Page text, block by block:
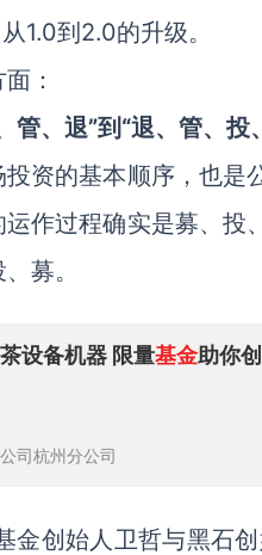
1.0到2.0的升级。
：
、退”到“退、管、投
资的基本顺序，也是
作过程确实是募、投
募。
设备机器 限量基金助你
司杭州分公司
金创始人卫哲与黑石